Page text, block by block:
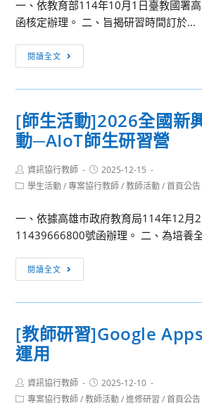
學
心
教
師
檢
核
暨
選
辦
育
國
學
前
學
科
驗
討
暨
導
會
報
名
中，
請
趣
的
師
洽
一、依教育部114年10月1日臺教國署
函核定辦理。 二、旨揭研習時間訂於...
閱讀全文
師
活
「智
慧
造
入
與
實
作
Ciros
虛
實
在
[師生活動]2026全國新
動─AIoT師生研習營
Post
author:
資訊協行教師
Post
published:
2025-12-15
Post學生活動 / 專案協行教師 / 教師活動 / 首頁公告
一、依據高雄市政府教育局114年12月
11439666800號函辦理。 二、為培養
閱讀全文
生
活
全
興
科
[教師研習]Google
運用
Post
author:
資訊協行教師
Post
published:
2025-12-10
Post專案協行教師 / 教師活動 / 進修研習 / 首頁公告